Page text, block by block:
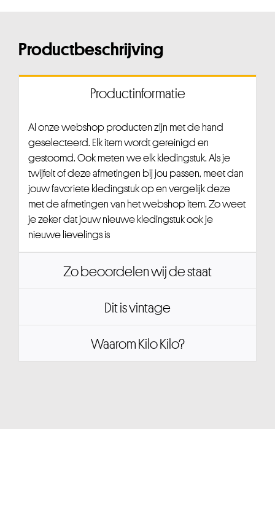
Productbeschrijving
Productinformatie
Al onze webshop producten zijn met de hand
geselecteerd. Elk item wordt gereinigd en
gestoomd. Ook meten we elk kledingstuk. Als je
twijfelt of deze afmetingen bij jou passen, meet dan
jouw favoriete kledingstuk op en vergelijk deze
met de afmetingen van het webshop item. Zo weet
je zeker dat jouw nieuwe kledingstuk ook je
nieuwe lievelings is
Zo beoordelen wij de staat
Dit is vintage
Waarom Kilo Kilo?